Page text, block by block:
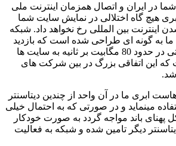
در ایران و اتصال همزمان اینترنت ملی
هیچ گاه اختلالی در نمایش سایت شما
بین المللی رخ نخواهد داد. شبکه
به گونه ای طراحی شده است که بازدید
کنندگان ایرانی با سرعتی در حدود 80 مگابیت بر ثانیه به سایت ها
این اتفاقی بزرگ در بین شرکت های
ابری ما در آن واحد از چندین دیتاسنتر
مینماید و در صورتی که به احتمال خیلی
پهنای باند مواجه گردد به صورت خودکار
دیگر تامین شده و شبکه به فعالیت